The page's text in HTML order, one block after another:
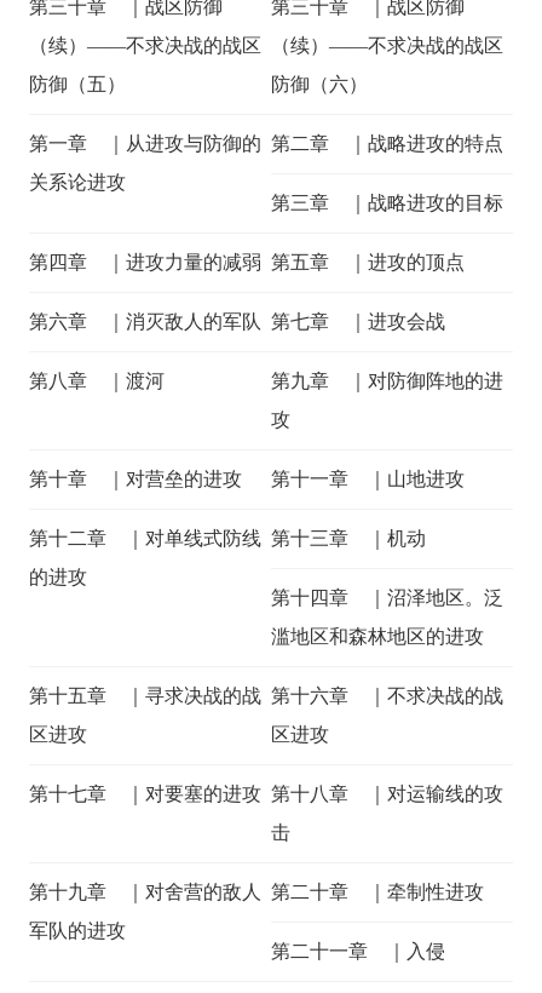
第三十章 ｜战区防御
（续）——不求决战的战区
防御（五）
第三十章 ｜战区防御
（续）——不求决战的战区
防御（六）
第一章 ｜从进攻与防御的
关系论进攻
第二章 ｜战略进攻的特点
第三章 ｜战略进攻的目标
第四章 ｜进攻力量的减弱 第五章 ｜进攻的顶点
第六章 ｜消灭敌人的军队 第七章 ｜进攻会战
第八章 ｜渡河
第九章 ｜对防御阵地的进
攻
第十章 ｜对营垒的进攻 第十一章 ｜山地进攻
第十二章 ｜对单线式防线
的进攻
第十三章 ｜机动
第十四章 ｜沼泽地区。泛
滥地区和森林地区的进攻
第十五章 ｜寻求决战的战
区进攻
第十六章 ｜不求决战的战
区进攻
第十七章 ｜对要塞的进攻 第十八章 ｜对运输线的攻
击
第十九章 ｜对舍营的敌人
军队的进攻
第二十章 ｜牵制性进攻
第二十一章 ｜入侵